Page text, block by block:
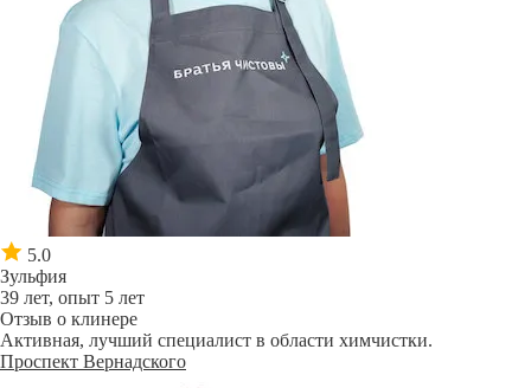
5.0
Зульфия
39 лет, опыт 5 лет
Отзыв о клинере
Активная, лучший специалист в области химчистки.
Проспект Вернадского